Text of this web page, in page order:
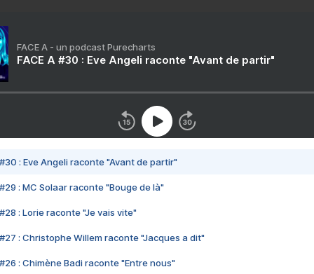
FACE A - un podcast Purecharts
FACE A #30 : Eve Angeli raconte "Avant de partir"
#30 : Eve Angeli raconte "Avant de partir"
#29 : MC Solaar raconte "Bouge de là"
#28 : Lorie raconte "Je vais vite"
#27 : Christophe Willem raconte "Jacques a dit"
#26 : Chimène Badi raconte "Entre nous"